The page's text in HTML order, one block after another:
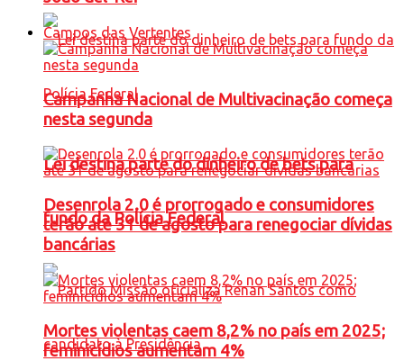
Lei destina parte do dinheiro de bets para
fundo da Polícia Federal
Campos das Vertentes
Campanha Nacional de Multivacinação começa
nesta segunda
Desenrola 2.0 é prorrogado e consumidores
terão até 31 de agosto para renegociar dívidas
bancárias
Mortes violentas caem 8,2% no país em 2025;
feminicídios aumentam 4%